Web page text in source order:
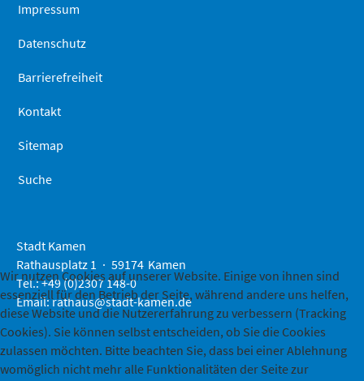
Impressum
Datenschutz
Barrierefreiheit
Kontakt
Sitemap
Suche
Stadt Kamen
Rathausplatz 1
59174 Kamen
Tel.: +49 (0)2307 148-0
Email:rathaus@stadt-kamen.de
Wir nutzen Cookies auf unserer Website. Einige von ihnen sind
essenziell für den Betrieb der Seite, während andere uns helfen,
diese Website und die Nutzererfahrung zu verbessern (Tracking
Cookies). Sie können selbst entscheiden, ob Sie die Cookies
zulassen möchten. Bitte beachten Sie, dass bei einer Ablehnung
womöglich nicht mehr alle Funktionalitäten der Seite zur